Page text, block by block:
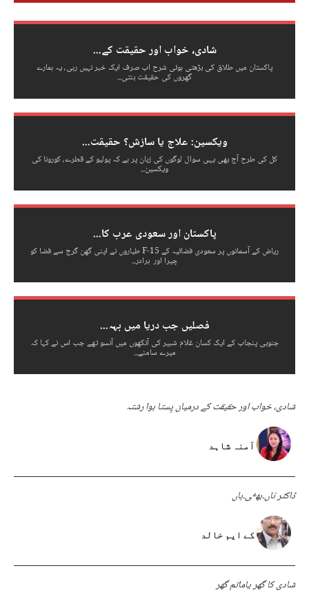
شادی، خواب اور حقیقت کے...
پاکستان میں طلاق کی بڑھتی ہوئی شرح اب صرف ایک خبر نہیں رہی، یہ ہمارے
گھروں کی حقیقت بنتی...
ویکسین: علاج یا سازش؟ حقیقت...
کل کی طرح آج بھی یہی سوال لوگوں کی زبان پر ہے کہ پولیو کے قطرے، کورونا کی
ویکسین...
پاکستان اور سعودی عرب کا...
ریاض کے آسمانوں پر سعودی فضائیہ کے F-15 طیاروں نے اپنی گھن گرج سے فضا کو
چیرا اور برادر...
فصلیں جب دریا میں بہہ...
جنوبی پنجاب کے ایک کسان غلام شبیر کی آنکھوں میں آنسو تھے جب اس نے کہا کہ
میرے سامنے...
شادی، خواب اور حقیقت کے درمیان پِستا ہوا رشتہ
آمنہ شاہد
ڈاکٹر ناں۔بھٸ۔ہاں
کے ایم خالد
شادی کا گھر یاماتم گھر